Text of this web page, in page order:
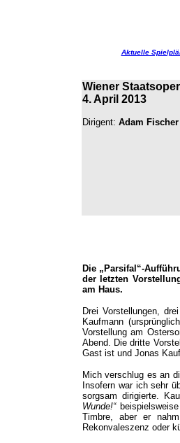
Aktuelle
Wiener Staatsoper
4. April 2013
Dirigent: Adam Fischer
Die „Parsifal“-
der letzten
am Haus.
Drei Vorstellungen,
Kaufmann
Vorstellung am
Abend. Die dritte
Gast ist und Jonas
Mich verschlug es an
Insofern war ich sehr
sorgsam dirigierte.
Wunde!“
Timbre, aber er
Rekonvaleszenz oder